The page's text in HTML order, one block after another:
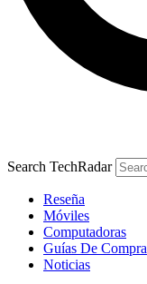
Search TechRadar
Reseña
Móviles
Computadoras
Guías De Compra
Noticias